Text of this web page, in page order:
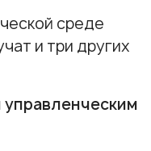
среде
и три других